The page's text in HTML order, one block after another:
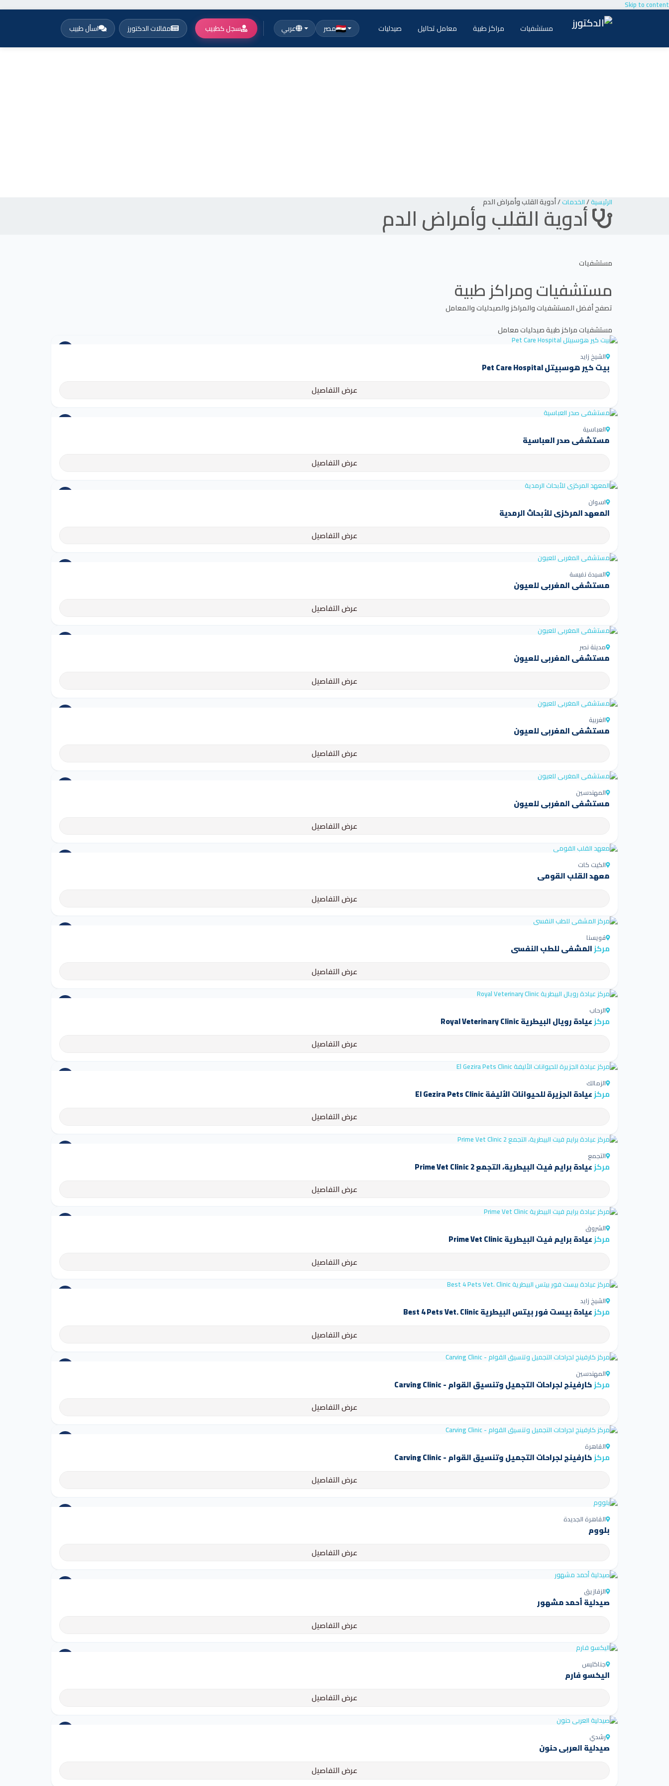
Skip to content
مستشفيات مراكز طبية معامل تحاليل صيدليات اسأل طبيب مقالات الدكتورز سجل كطبيب عربي مصر
الرئيسية/الخدمات/أدوية القلب وأمراض الدم
أدوية القلب وأمراض الدم
مستشفيات
مستشفيات ومراكز طبية
تصفح أفضل المستشفيات والمراكز والصيدليات والمعامل
مستشفياتمراكز طبيةصيدلياتمعامل
الشيخ زايد
بيت كير هوسبيتل Pet Care Hospital
عرض التفاصيل
العباسية
مستشفى صدر العباسية
عرض التفاصيل
اسوان
المعهد المركزي للأبحاث الرمدية
عرض التفاصيل
السيدة نفيسة
مستشفى المغربي للعيون
عرض التفاصيل
مدينة نصر
مستشفى المغربي للعيون
عرض التفاصيل
الغربية
مستشفى المغربي للعيون
عرض التفاصيل
المهندسين
مستشفى المغربي للعيون
عرض التفاصيل
الكيت كات
معهد القلب القومي
عرض التفاصيل
قويسنا
مركزالمشفى للطب النفسي
عرض التفاصيل
الرحاب
مركزعيادة رويال البيطرية Royal Veterinary Clinic
عرض التفاصيل
الزمالك
مركزعيادة الجزيرة للحيوانات الأليفة El Gezira Pets Clinic
عرض التفاصيل
التجمع
مركزعيادة برايم فيت البيطرية، التجمع Prime Vet Clinic 2
عرض التفاصيل
الشروق
مركزعيادة برايم فيت البيطرية Prime Vet Clinic
عرض التفاصيل
الشيخ زايد
مركزعيادة بيست فور بيتس البيطرية Best 4 Pets Vet. Clinic
عرض التفاصيل
المهندسين
مركزكارفينج لجراحات التجميل وتنسيق القوام - Carving Clinic
عرض التفاصيل
القاهرة
مركزكارفينج لجراحات التجميل وتنسيق القوام - Carving Clinic
عرض التفاصيل
القاهرة الجديدة
بلووم
عرض التفاصيل
الزقازيق
صيدلية أحمد مشهور
عرض التفاصيل
جناكليس
اليكسو فارم
عرض التفاصيل
رشدي
صيدلية العربى حنون
عرض التفاصيل